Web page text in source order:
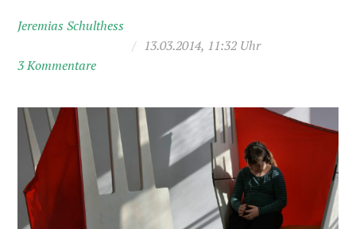
Jeremias Schulthess
/ 13.03.2014, 11:32 Uhr
3 Kommentare